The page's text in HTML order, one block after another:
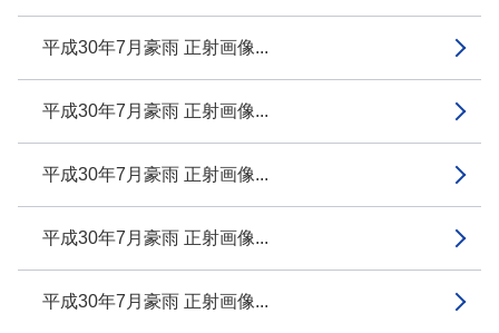
平成30年7月豪雨 正射画像...
平成30年7月豪雨 正射画像...
平成30年7月豪雨 正射画像...
平成30年7月豪雨 正射画像...
平成30年7月豪雨 正射画像...